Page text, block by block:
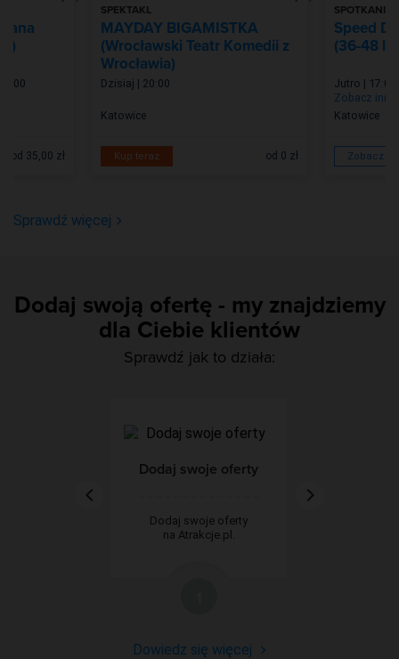
od 35,00 zł
SPEKTAKL
MAYDAY BIGAMISTKA
(Wrocławski Teatr Komedii z
Wrocławia)
Dzisiaj | 20:00
Katowice
Kup teraz od 0 zł
SPOTKANIE
Speed
(36-48
Jutro | 17:00
Zobacz inne
Katowice
Zobacz
Sprawdź więcej
Dodaj swoją ofertę - my znajdziemy
dla Ciebie klientów
Sprawdź jak to działa:
Dodaj swoje oferty
Dodaj swoje oferty
na Atrakcje.pl.
Dowiedz się więcej